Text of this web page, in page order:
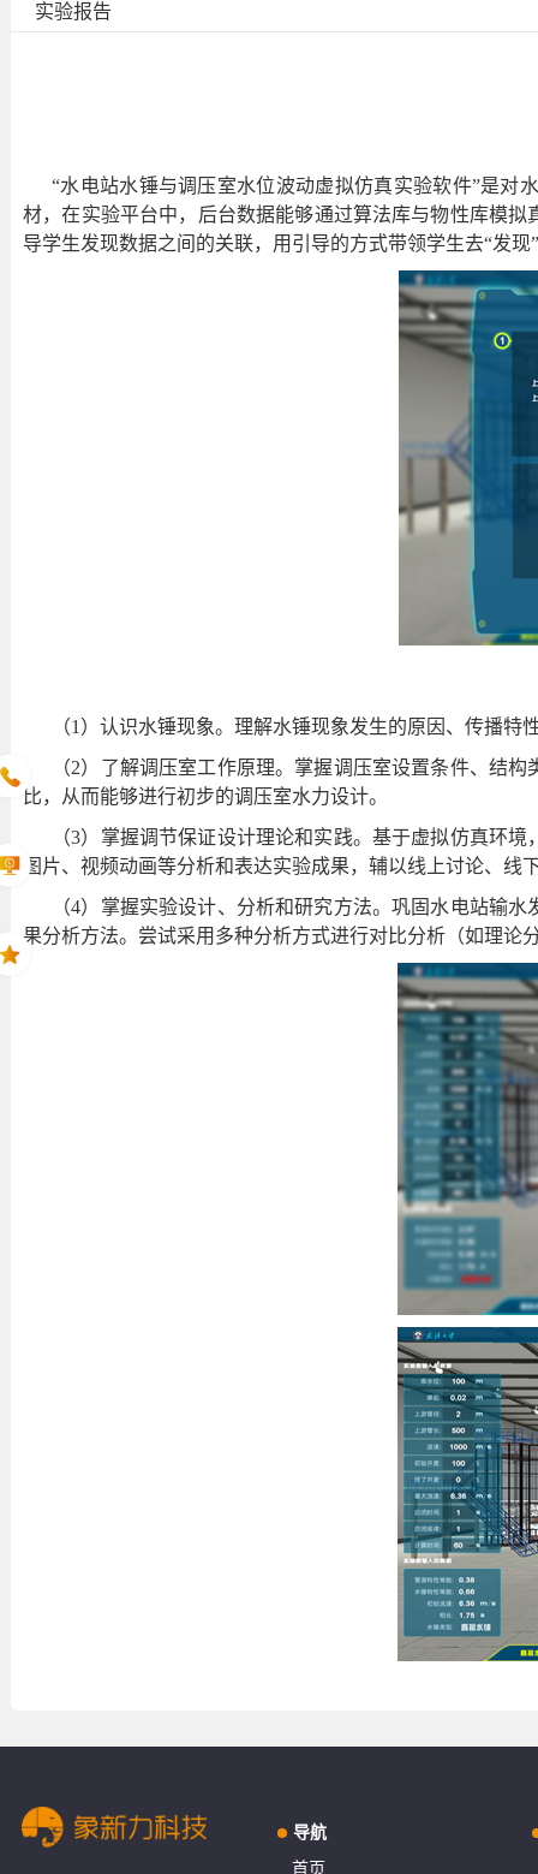
实验报告
“水电站水锤与调压室水位波动虚拟仿真实验软件”是对
材，在实验平台中，后台数据能够通过算法库与物性库模
导学生发现数据之间的关联，用引导的方式带领学生去“发现
（1）认识水锤现象。理解水锤现象发生的原因、传播
（2）了解调压室工作原理。掌握调压室设置条件、结
比，从而能够进行初步的调压室水力设计。
（3）掌握调节保证设计理论和实践。基于虚拟仿真环
图片、视频动画等分析和表达实验成果，辅以线上讨论、
（4）掌握实验设计、分析和研究方法。巩固水电站输
果分析方法。尝试采用多种分析方式进行对比分析（如理论
导航
首页